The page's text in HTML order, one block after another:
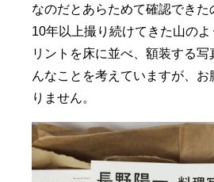
なのだとあらためて確認できた
10年以上撮り続けてきた山の
リントを床に並べ、額装する
んなことを考えていますが、お
りません。